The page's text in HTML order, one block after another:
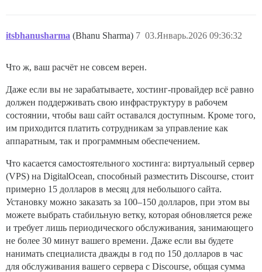
itsbhanusharma (Bhanu Sharma) 03.Январь.2026 09:36:32
7
Что ж, ваш расчёт не совсем верен.
Даже если вы не зарабатываете, хостинг-провайдер всё равно
должен поддерживать свою инфраструктуру в рабочем
состоянии, чтобы ваш сайт оставался доступным. Кроме того,
им приходится платить сотрудникам за управление как
аппаратным, так и программным обеспечением.
Что касается самостоятельного хостинга: виртуальный сервер
(VPS) на DigitalOcean, способный разместить Discourse, стоит
примерно 15 долларов в месяц для небольшого сайта.
Установку можно заказать за 100–150 долларов, при этом вы
можете выбрать стабильную ветку, которая обновляется реже
и требует лишь периодического обслуживания, занимающего
не более 30 минут вашего времени. Даже если вы будете
нанимать специалиста дважды в год по 150 долларов в час
для обслуживания вашего сервера с Discourse, общая сумма